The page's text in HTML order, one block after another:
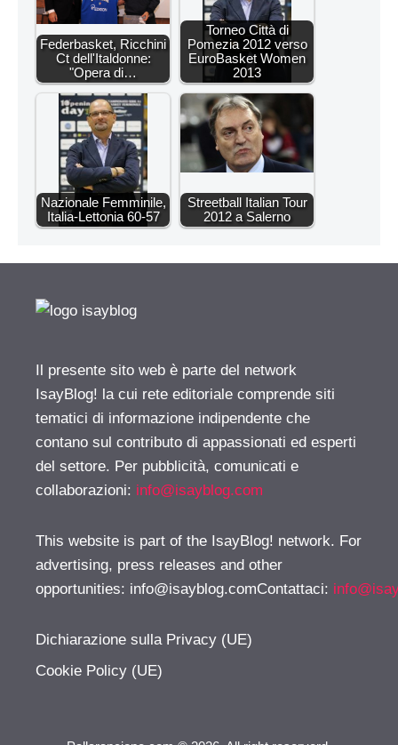
Federbasket, Ricchini
Ct dell'Italdonne:
"Opera di…
Torneo Città di
Pomezia 2012 verso
EuroBasket Women
2013
Nazionale Femminile,
Italia-Lettonia 60-57
Streetball Italian Tour
2012 a Salerno
Il presente sito web è parte del network
IsayBlog! la cui rete editoriale comprende siti
tematici di informazione indipendente che
contano sul contributo di appassionati ed esperti
del settore. Per pubblicità, comunicati e
collaborazioni: info@isayblog.com
This website is part of the IsayBlog! network. For
advertising, press releases and other
opportunities: info@isayblog.comContattaci:
Dichiarazione sulla Privacy (UE)
Cookie Policy (UE)